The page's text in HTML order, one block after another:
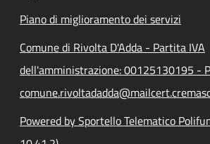
Piano di miglioramento dei servizi
Comune di Rivolta D'Adda - Partita IVA
dell'amministrazione: 00125130195 -
Powered by Sportello Telematico